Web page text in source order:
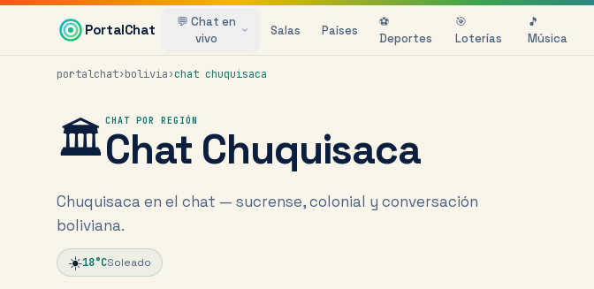
Saltar al contenido principal
PortalChat
💬 Chat en
vivo
Salas Países
⚽
Deportes
🎯
Loterías
🎵
Música
portalchat›bolivia›chat chuquisaca
🏛️ CHAT POR REGIÓN
Chat Chuquisaca
Chuquisaca en el chat — sucrense, colonial y conversación
boliviana.
☀️18°CSoleado